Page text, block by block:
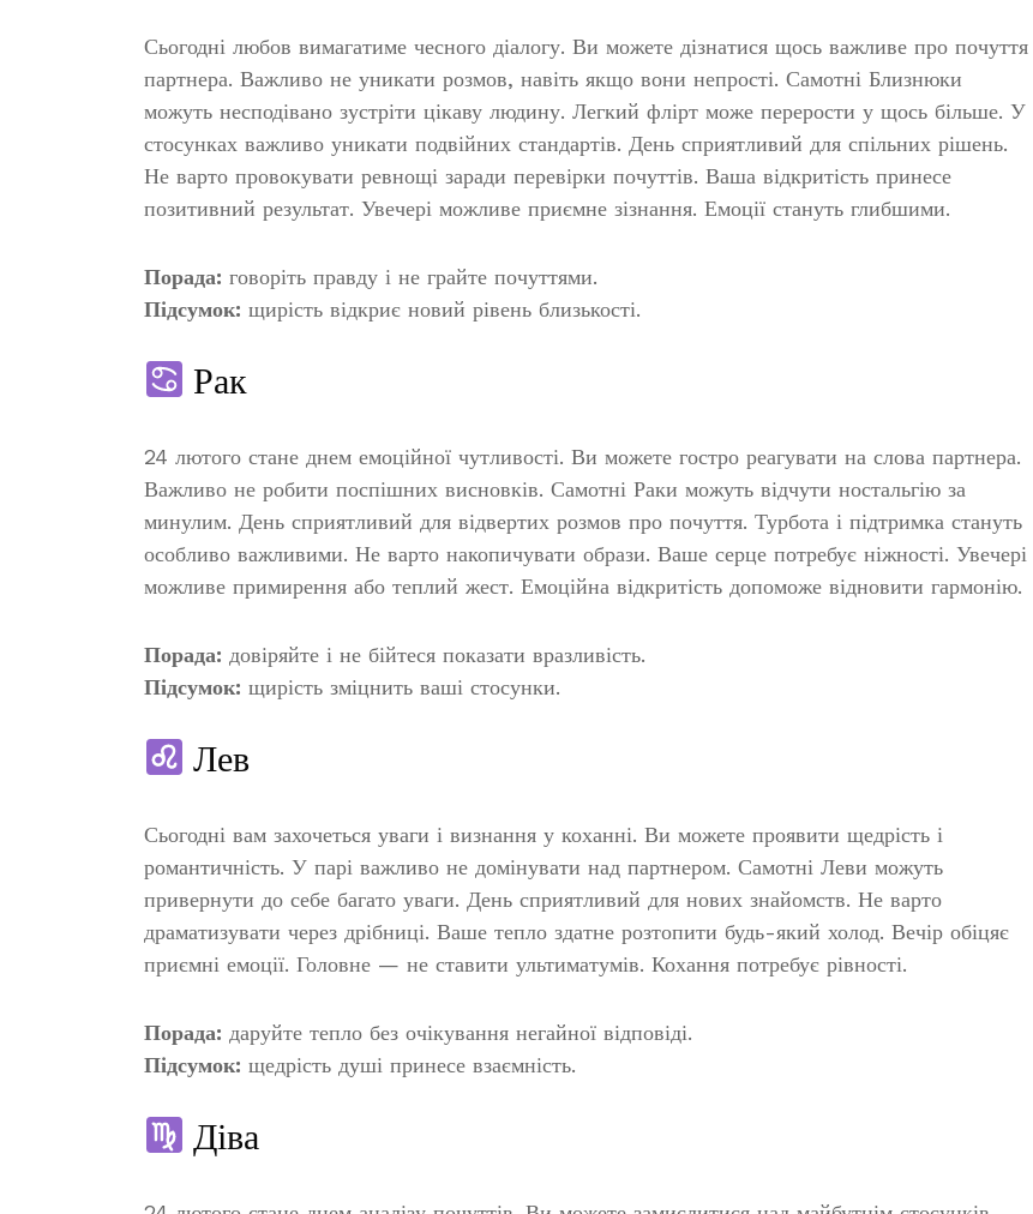
Сьогодні любов вимагатиме чесного діалогу. Ви можете дізнатися щось важливе про почуття
партнера. Важливо не уникати розмов, навіть якщо вони непрості. Самотні Близнюки
можуть несподівано зустріти цікаву людину. Легкий флірт може перерости у щось більше. У
стосунках важливо уникати подвійних стандартів. День сприятливий для спільних рішень.
Не варто провокувати ревнощі заради перевірки почуттів. Ваша відкритість принесе
позитивний результат. Увечері можливе приємне зізнання. Емоції стануть глибшими.
Порада: говоріть правду і не грайте почуттями.
Підсумок: щирість відкриє новий рівень близькості.
Рак
24 лютого стане днем емоційної чутливості. Ви можете гостро реагувати на слова партнера.
Важливо не робити поспішних висновків. Самотні Раки можуть відчути ностальгію за
минулим. День сприятливий для відвертих розмов про почуття. Турбота і підтримка стануть
особливо важливими. Не варто накопичувати образи. Ваше серце потребує ніжності. Увечері
можливе примирення або теплий жест. Емоційна відкритість допоможе відновити гармонію.
Порада: довіряйте і не бійтеся показати вразливість.
Підсумок: щирість зміцнить ваші стосунки.
Лев
Сьогодні вам захочеться уваги і визнання у коханні. Ви можете проявити щедрість і
романтичність. У парі важливо не домінувати над партнером. Самотні Леви можуть
привернути до себе багато уваги. День сприятливий для нових знайомств. Не варто
драматизувати через дрібниці. Ваше тепло здатне розтопити будь-який холод. Вечір обіцяє
приємні емоції. Головне — не ставити ультиматумів. Кохання потребує рівності.
Порада: даруйте тепло без очікування негайної відповіді.
Підсумок: щедрість душі принесе взаємність.
Діва